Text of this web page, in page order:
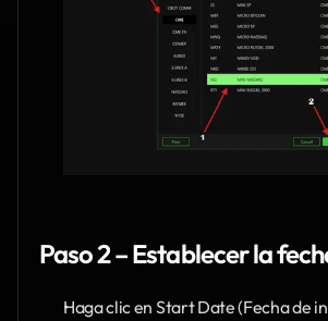
Paso 2 – Establecer la
Haga clic en Start Date (Fecha de